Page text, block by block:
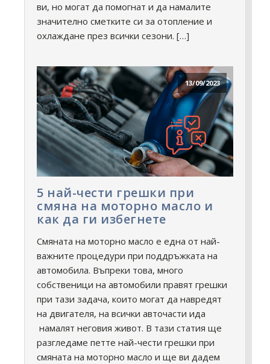
ви, но могат да помогнат и да намалите
значително сметките си за отопление и
охлаждане през всички сезони. […]
13/09/2023
5 най-чести грешки при
смяна на моторно масло и
как да ги избегнете
Смяната на моторно масло е една от най-
важните процедури при поддръжката на
автомобила. Въпреки това, много
собственици на автомобили правят грешки
при тази задача, които могат да навредят
на двигателя, на всички авточасти ида
намалят неговия живот. В тази статия ще
разгледаме петте най-чести грешки при
смяната на моторно масло и ще ви дадем